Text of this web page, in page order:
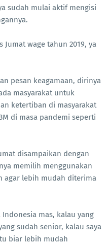
sudah mulai aktif mengisi
wage tahun 2019, ya
pesan keagamaan, dirinya
masyarakat untuk
ketertiban di masyarakat
di masa pandemi seperti
disampaikan dengan
memilih menggunakan
agar lebih mudah diterima
mas, kalau yang
sudah senior, kalau saya
biar lebih mudah